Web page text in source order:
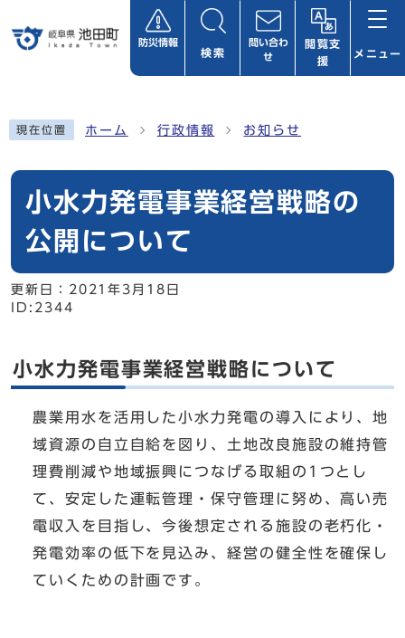
防災情報
検索
問い合わ
せ
閲覧支
援
メニュー
現在位置 ホーム 行政情報 お知らせ
小水力発電事業経営戦略の
公開について
更新日： 2021年3月18日
ID:2344
小水力発電事業経営戦略について
農業用水を活用した小水力発電の導入により、地
域資源の自立自給を図り、土地改良施設の維持管
理費削減や地域振興につなげる取組の1つとし
て、安定した運転管理・保守管理に努め、高い売
電収入を目指し、今後想定される施設の老朽化・
発電効率の低下を見込み、経営の健全性を確保し
ていくための計画です。